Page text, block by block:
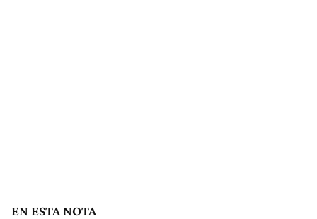
EN ESTA NOTA